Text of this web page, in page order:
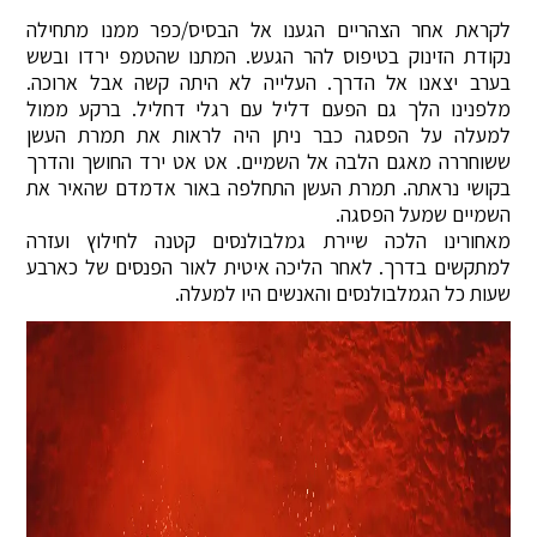
לקראת אחר הצהריים הגענו אל הבסיס/כפר ממנו מתחילה
נקודת הזינוק בטיפוס להר הגעש. המתנו שהטמפ ירדו ובשש
בערב יצאנו אל הדרך. העלייה לא היתה קשה אבל ארוכה.
מלפנינו הלך גם הפעם דליל עם רגלי דחליל. ברקע ממול
למעלה על הפסגה כבר ניתן היה לראות את תמרת העשן
ששוחררה מאגם הלבה אל השמיים. אט אט ירד החושך והדרך
בקושי נראתה. תמרת העשן התחלפה באור אדמדם שהאיר את
השמיים שמעל הפסגה.
מאחורינו הלכה שיירת גמלבולנסים קטנה לחילוץ ועזרה
למתקשים בדרך. לאחר הליכה איטית לאור הפנסים של כארבע
שעות כל הגמלבולנסים והאנשים היו למעלה.